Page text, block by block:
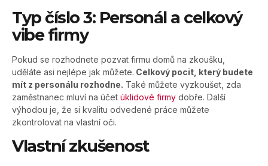
Typ číslo 3: Personál a celkový
vibe firmy
Pokud se rozhodnete pozvat firmu domů na zkoušku,
uděláte asi nejlépe jak můžete. Celkový pocit, který budete
mít z personálu rozhodne. Také můžete vyzkoušet, zda
zaměstnanec mluví na účet úklidové firmy dobře. Další
výhodou je, že si kvalitu odvedené práce můžete
zkontrolovat na vlastní oči.
Vlastní zkušenost